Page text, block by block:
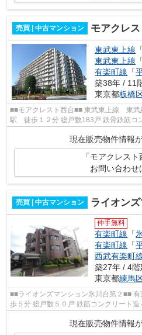
売買 | 中古マンション モアクレ
東武東上線
東武東上線 「
有楽町線 「
築38年 / 11
東京都板橋
■■モアクレスト西台■■ 東武東上線 東武練馬駅徒歩7分 東武東上線 上板橋
駅 徒歩１２分 総戸数183戸 鉄骨鉄筋コンクリート造地上11階建 ■■周辺情
現在販売物件情報
「モアクレス
お問い合わせ
売買 | 中古マンション ライオンズ
仲手無料
有楽町線 「
有楽町線 「
西武有楽町
築27年 / 4階
東京都練馬
■■ライオンズマンション氷川台第２■■ 有楽町線・副都心線 氷川台駅 徒
歩５分 総戸数５０戸 鉄筋コンクリート造４階建 平成１１年２月完成 ■■周辺
情報■■ コモディイイダ氷川台店 ...
現在販売物件情報